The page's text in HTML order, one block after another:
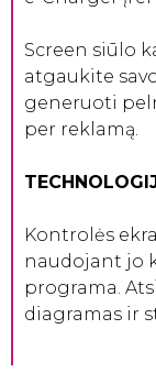
Screen siūlo
atgaukite
generuoti
per reklamą.
Kontrolės
naudojant jo
programa.
diagramas ir